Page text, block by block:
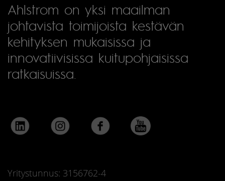
Ahlstrom on yksi maailman
johtavista toimijoista kestävän
kehityksen mukaisissa ja
innovatiivisissa kuitupohjaisissa
ratkaisuissa.
Yritystunnus: 3156762-4